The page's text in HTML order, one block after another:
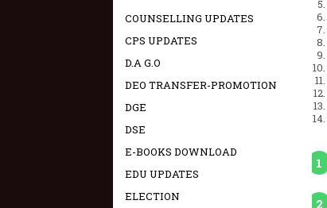
COUNSELLING UPDATES
CPS UPDATES
D.A G.O
DEO TRANSFER-PROMOTION
DGE
DSE
E-BOOKS DOWNLOAD
EDU UPDATES
ELECTION